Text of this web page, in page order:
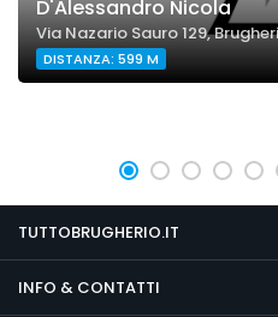
D'Alessandro Nicola
Via Nazario Sauro 129,
DISTANZA: 599 M
TUTTOBRUGHERIO.IT
INFO & CONTATTI